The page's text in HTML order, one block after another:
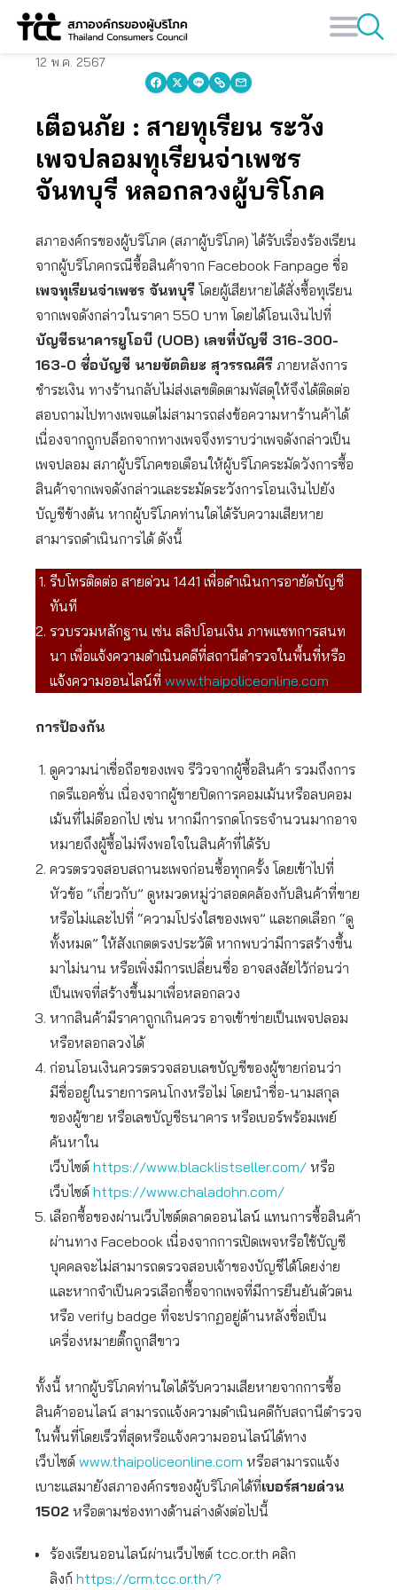
Skip
12 พ.ค. 2567
เตือนภัย : สายทุเรียน ระวัง
เพจปลอมทุเรียนจ่าเพชร
จันทบุรี หลอกลวงผู้บริโภค
สภาองค์กรของผู้บริโภค (สภาผู้บริโภค) ได้รับเรื่องร้องเรียน
จากผู้บริโภคกรณีซื้อสินค้าจาก Facebook Fanpage ชื่อ
เพจทุเรียนจ่าเพชร จันทบุรี โดยผู้เสียหายได้สั่งซื้อทุเรียน
จากเพจดังกล่าวในราคา 550 บาท โดยได้โอนเงินไปที่
บัญชีธนาคารยูโอบี (UOB) เลขที่บัญชี 316-300-
163-0 ชื่อบัญชี นายขัตติยะ สุวรรณคีรี ภายหลังการ
ชำระเงิน ทางร้านกลับไม่ส่งเลขติดตามพัสดุให้จึงได้ติดต่อ
สอบถามไปทางเพจแต่ไม่สามารถส่งข้อความหาร้านค้าได้
เนื่องจากถูกบล็อกจากทางเพจจึงทราบว่าเพจดังกล่าวเป็น
เพจปลอม สภาผู้บริโภคขอเตือนให้ผู้บริโภคระมัดวังการซื้อ
สินค้าจากเพจดังกล่าวและระมัดระวังการโอนเงินไปยัง
บัญชีข้างต้น หากผู้บริโภคท่านใดได้รับความเสียหาย
สามารถดำเนินการได้ ดังนี้
รีบโทรติดต่อ สายด่วน 1441 เพื่อดำเนินการอายัดบัญชี
ทันที
รวบรวมหลักฐาน เช่น สลิปโอนเงิน ภาพแชทการสนท
นา เพื่อแจ้งความดำเนินคดีที่สถานีตำรวจในพื้นที่หรือ
แจ้งความออนไลน์ที่ www.thaipoliceonline.com
การป้องกัน
ดูความน่าเชื่อถือของเพจ รีวิวจากผู้ซื้อสินค้า รวมถึงการ
กดรีแอคชั่น เนื่องจากผู้ขายปิดการคอมเม้นหรือลบคอม
เม้นที่ไม่ดีออกไป เช่น หากมีการกดโกรธจำนวนมากอาจ
หมายถึงผู้ซื้อไม่พึงพอใจในสินค้าที่ได้รับ
ควรตรวจสอบสถานะเพจก่อนซื้อทุกครั้ง โดยเข้าไปที่
หัวข้อ “เกี่ยวกับ” ดูหมวดหมู่ว่าสอดคล้องกับสินค้าที่ขาย
หรือไม่และไปที่ “ความโปร่งใสของเพจ” และกดเลือก “ดู
ทั้งหมด” ให้สังเกตตรงประวัติ หากพบว่ามีการสร้างขึ้น
มาไม่นาน หรือเพิ่งมีการเปลี่ยนชื่อ อาจสงสัยไว้ก่อนว่า
เป็นเพจที่สร้างขึ้นมาเพื่อหลอกลวง
หากสินค้ามีราคาถูกเกินควร อาจเข้าข่ายเป็นเพจปลอม
หรือหลอกลวงได้
ก่อนโอนเงินควรตรวจสอบเลขบัญชีของผู้ขายก่อนว่า
มีชื่ออยู่ในรายการคนโกงหรือไม่ โดยนำชื่อ-นามสกุล
ของผู้ขาย หรือเลขบัญชีธนาคาร หรือเบอร์พร้อมเพย์
ค้นหาใน
เว็บไซต์ https://www.blacklistseller.com/ หรือ
เว็บไซต์ https://www.chaladohn.com/
เลือกซื้อของผ่านเว็บไซต์ตลาดออนไลน์ แทนการซื้อสินค้า
ผ่านทาง Facebook เนื่องจากการเปิดเพจหรือใช้บัญชี
บุคคลจะไม่สามารถตรวจสอบเจ้าของบัญชีได้โดยง่าย
และหากจำเป็นควรเลือกซื้อจากเพจที่มีการยืนยันตัวตน
หรือ verify badge ที่จะปรากฏอยู่ด้านหลังชื่อเป็น
เครื่องหมายติ๊กถูกสีขาว
ทั้งนี้ หากผู้บริโภคท่านใดได้รับความเสียหายจากการซื้อ
สินค้าออนไลน์ สามารถแจ้งความดำเนินคดีกับสถานีตำรวจ
ในพื้นที่โดยเร็วที่สุดหรือแจ้งความออนไลน์ได้ทาง
เว็บไซต์ www.thaipoliceonline.com หรือสามารถแจ้ง
เบาะแสมายังสภาองค์กรของผู้บริโภคได้ที่เบอร์สายด่วน
1502 หรือตามช่องทางด้านล่างดังต่อไปนี้
ร้องเรียนออนไลน์ผ่านเว็บไซต์ tcc.or.th คลิก
ลิงก์ https://crm.tcc.or.th/?